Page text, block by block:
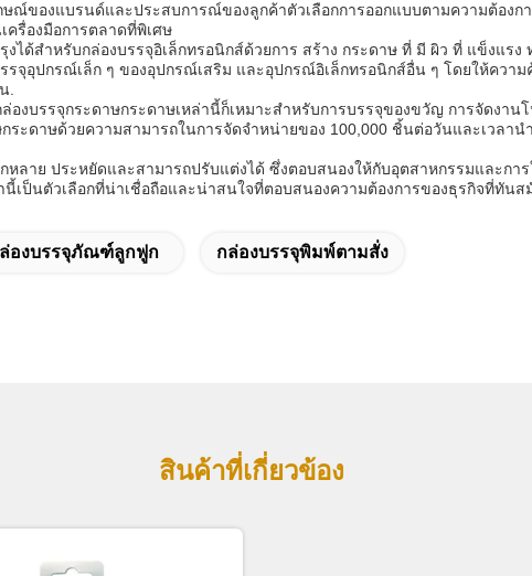
ณ์ของแบรนด์และประสบการณ์ของลูกค้าตัวเลือกการออกแบบตามความต้อง
ครื่องมือการตลาดที่พิเศษ
งได้สําหรับกล่องบรรจุอิเล็กทรอนิกส์ด้วยการ สร้าง กระดาษ ที่ มี ผิว ที่ แข็งแ
รจุอุปกรณ์เล็ก ๆ ของอุปกรณ์เสริม และอุปกรณ์อิเล็กทรอนิกส์อื่น ๆ โดยให้คว
.
งบรรจุกระดาษกระดาษเหล่านี้ก็เหมาะสําหรับการบรรจุของขวัญ การจัดงา
ะดาษด้วยความสามารถในการจัดจําหน่ายของ 100,000 ชิ้นต่อวันและเวลา
ลาย ประหยัดและสามารถปรับแต่งได้ ซึ่งตอบสนองให้กับอุตสาหกรรมและกา
เป็นตัวเลือกที่น่าเชื่อถือและน่าสนใจที่ตอบสนองความต้องการของธุรกิจที่ทันส
องบรรจุภัณฑ์ลูกฟูก กล่องบรรจุพิมพ์ตามสั่ง
สินค้าที่เกี่ยวข้อง